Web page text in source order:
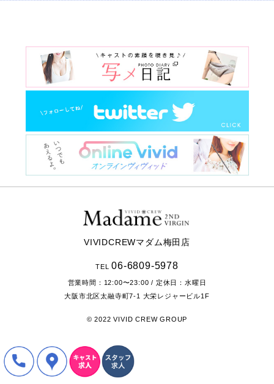
VIVIDCREWマダム梅田店
TEL06-6809-5978
営業時間： 12:00〜23:00 / 定休日：水曜日
大阪市北区太融寺町7-1 大栄レジャービル1F
© 2022 VIVID CREW GROUP